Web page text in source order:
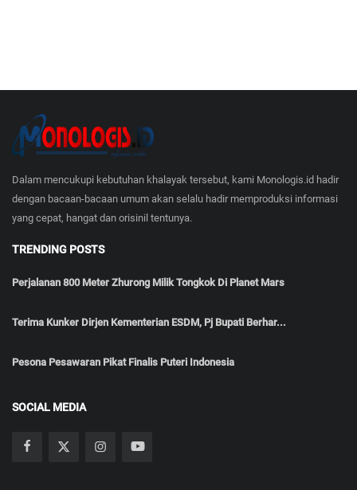
Dalam mencukupi kebutuhan khalayak tersebut, kami Monologis.id hadir
dengan bacaan-bacaan umum akan selalu hadir memproduksi informasi
yang cepat, hangat dan orisinil tentunya.
TRENDING POSTS
Perjalanan 800 Meter Zhurong Milik Tongkok Di Planet Mars
Terima Kunker Dirjen Kementerian ESDM, Pj Bupati Berhar...
Pesona Pesawaran Pikat Finalis Puteri Indonesia
SOCIAL MEDIA